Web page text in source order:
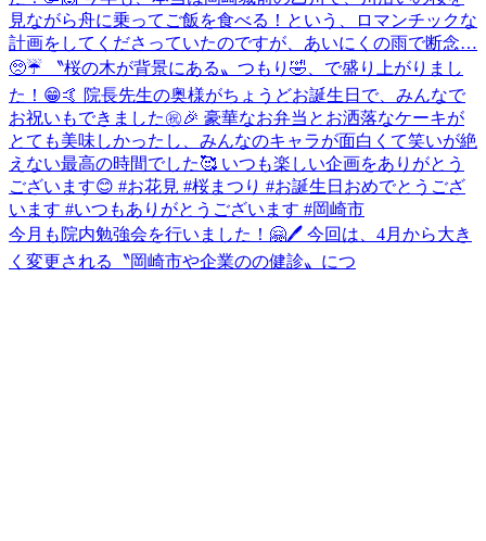
今月も院内勉強会を行いました！🤗🖊️ 今回は、4月から大き
く変更される〝岡崎市や企業のの健診〟につ